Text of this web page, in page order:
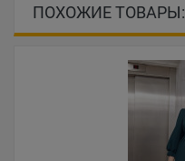
ПОХОЖИЕ ТОВАРЫ: